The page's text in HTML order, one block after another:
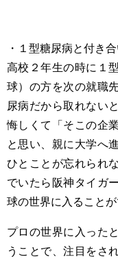
・１型糖尿病と付き
高校２年生の時に１
球）の方を次の就職
尿病だから取れない
悔しくて「そこの企
と思い、親に大学へ
ひとことが忘れられ
でいたら阪神タイガ
球の世界に入ることが
プロの世界に入った
うことで、注目をさ